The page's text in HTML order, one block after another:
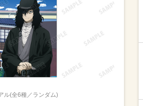
ル(全6種／ランダム)